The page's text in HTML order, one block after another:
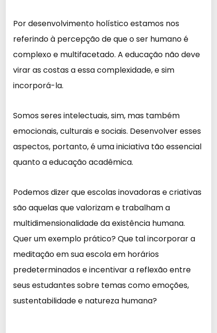
Por desenvolvimento holístico estamos nos
referindo à percepção de que o ser humano é
complexo e multifacetado. A educação não deve
virar as costas a essa complexidade, e sim
incorporá-la.
Somos seres intelectuais, sim, mas também
emocionais, culturais e sociais. Desenvolver esses
aspectos, portanto, é uma iniciativa tão essencial
quanto a educação acadêmica.
Podemos dizer que escolas inovadoras e criativas
são aquelas que valorizam e trabalham a
multidimensionalidade da existência humana.
Quer um exemplo prático? Que tal incorporar a
meditação em sua escola em horários
predeterminados e incentivar a reflexão entre
seus estudantes sobre temas como emoções,
sustentabilidade e natureza humana?